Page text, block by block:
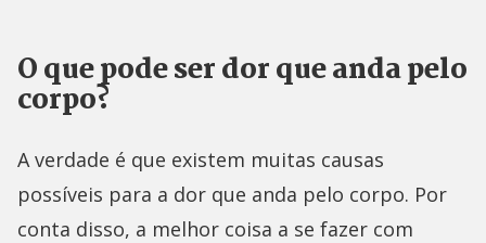
O que pode ser dor que anda pelo
corpo?
A verdade é que existem muitas causas
possíveis para a dor que anda pelo corpo. Por
conta disso, a melhor coisa a se fazer com